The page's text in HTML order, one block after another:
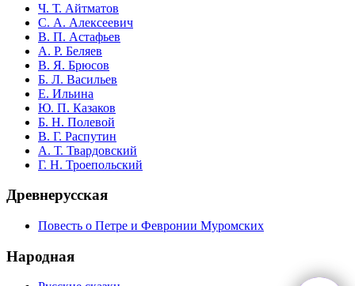
Ч. Т. Айтматов
С. А. Алексеевич
В. П. Астафьев
А. Р. Беляев
В. Я. Брюсов
Б. Л. Васильев
Е. Ильина
Ю. П. Казаков
Б. Н. Полевой
В. Г. Распутин
А. Т. Твардовский
Г. Н. Троепольский
Древнерусская
Повесть о Петре и Февронии Муромских
Народная